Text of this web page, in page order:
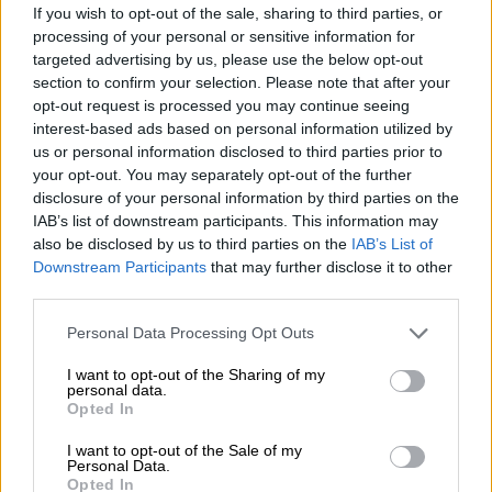
If you wish to opt-out of the sale, sharing to third parties, or
processing of your personal or sensitive information for
targeted advertising by us, please use the below opt-out
section to confirm your selection. Please note that after your
opt-out request is processed you may continue seeing
interest-based ads based on personal information utilized by
us or personal information disclosed to third parties prior to
your opt-out. You may separately opt-out of the further
disclosure of your personal information by third parties on the
IAB’s list of downstream participants. This information may
also be disclosed by us to third parties on the IAB’s List of
Downstream Participants that may further disclose it to other
Please note that this website/app uses one or more Google
not limited to your visit or usage behaviour. You may click to
grant or deny consent to Google and its third-party tags to
use your data for below specified purposes in below Google
consent section.
Personal Data Processing Opt Outs
I want to opt-out of the Sharing of my
personal data.
Opted In
I want to opt-out of the Sale of my
Personal Data.
Opted In
καμία ενοχή
Αμαυρώθηκε μια μέρα ελπίδας και
αγώνα για Δικαιοσύνη
Οι εικόνες που ακολούθησαν, καθώς τα